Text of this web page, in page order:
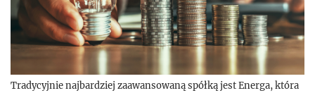
Tradycyjnie najbardziej zaawansowaną spółką jest Energa, która